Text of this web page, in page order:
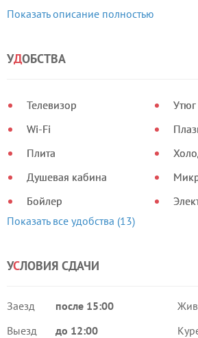
Показать описание полностью
УДОБСТВА
Телевизор
Wi-Fi
Плита
Душевая кабина
Бойлер
Утюг
Показать все удобства (13)
УСЛОВИЯ СДАЧИ
Заезд
после 15:00
Выезд
до 12:00